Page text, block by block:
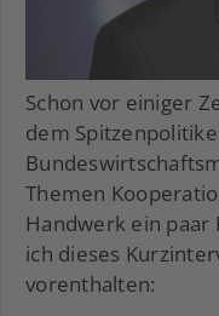
Schon vor einiger
dem
Themen
Handwerk ein paar
ich dieses
vorenthalten: